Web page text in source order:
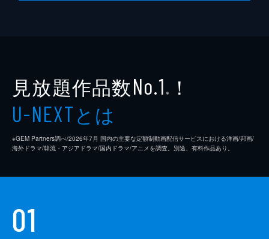
見放題作品数No.1 ※ ！
U-NEXTとは
※GEM Partners調べ/2026年7⽉ 国内の主要な定額制動画配信サービスにおける洋画/邦画/
海外ドラマ/韓流・アジアドラマ/国内ドラマ/アニメを調査。別途、有料作品あり。
01